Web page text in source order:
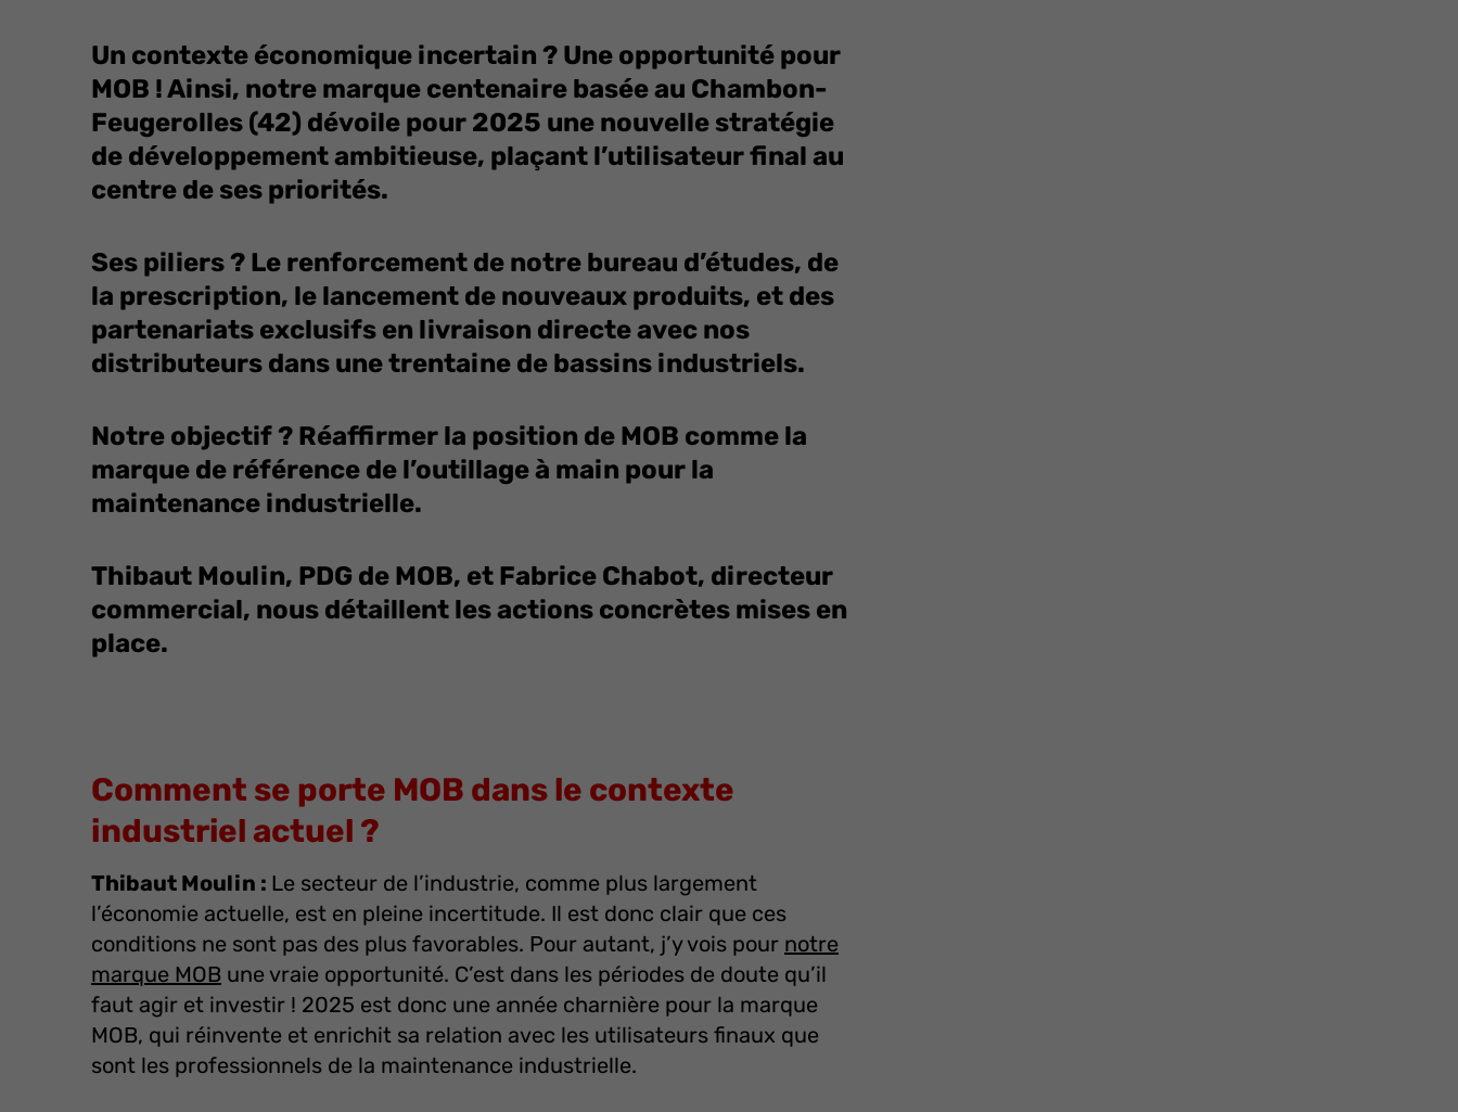
Un contexte économique incertain ? Une opportunité pour
MOB ! Ainsi, notre marque centenaire basée au Chambon-
Feugerolles (42) dévoile pour 2025 une nouvelle stratégie
de développement ambitieuse, plaçant l’utilisateur final au
centre de ses priorités.
Ses piliers ? Le renforcement de notre bureau d’études, de
la prescription, le lancement de nouveaux produits, et des
partenariats exclusifs en livraison directe avec nos
distributeurs dans une trentaine de bassins industriels.
Notre objectif ? Réaffirmer la position de MOB comme la
marque de référence de l’outillage à main pour la
maintenance industrielle.
Thibaut Moulin, PDG de MOB, et Fabrice Chabot, directeur
commercial, nous détaillent les actions concrètes mises en
place.
Comment se porte MOB dans le contexte
industriel actuel ?
Thibaut Moulin : Le secteur de l’industrie, comme plus largement
l’économie actuelle, est en pleine incertitude. Il est donc clair que ces
conditions ne sont pas des plus favorables. Pour autant, j’y vois pour notre
marque MOB une vraie opportunité. C’est dans les périodes de doute qu’il
faut agir et investir ! 2025 est donc une année charnière pour la marque
MOB, qui réinvente et enrichit sa relation avec les utilisateurs finaux que
sont les professionnels de la maintenance industrielle.